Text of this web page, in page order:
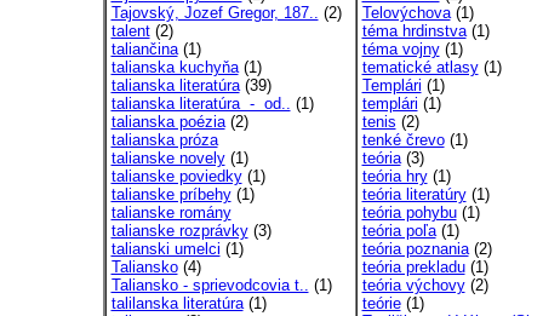
Tajovský, Jozef Gregor, 187.. (2)
talent(2)
taliančina(1)
talianska kuchyňa(1)
talianska literatúra(39)
talianska literatúra - od.. (1)
talianska poézia(2)
talianska próza
talianske novely(1)
talianske poviedky(1)
talianske príbehy(1)
talianske romány
talianske rozprávky(3)
talianski umelci (1)
Taliansko(4)
Taliansko - sprievodcovia t.. (1)
talilanska literatúra(1)
Telovýchova(1)
téma hrdinstva(1)
téma vojny(1)
tematické atlasy(1)
Templári (1)
templári (1)
tenis (2)
tenké črevo(1)
teória(3)
teória hry(1)
teória literatúry(1)
teória pohybu(1)
teória poľa(1)
teória poznania(2)
teória prekladu(1)
teória výchovy(2)
teórie(1)